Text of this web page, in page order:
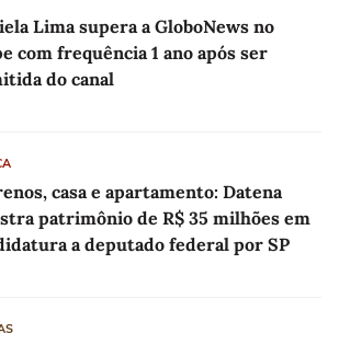
Lima supera a GloboNews no
com frequência 1 ano após ser
do canal
casa e apartamento: Datena
patrimônio de R$ 35 milhões em
a deputado federal por SP